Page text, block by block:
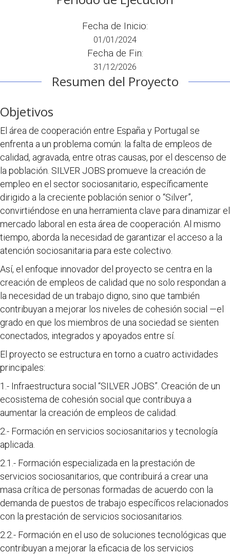
Fecha de Inicio:
01/01/2024
Fecha de Fin:
31/12/2026
Resumen del Proyecto
Objetivos
El área de cooperación entre España y Portugal se
enfrenta a un problema común: la falta de empleos de
calidad, agravada, entre otras causas, por el descenso de
la población. SILVER JOBS promueve la creación de
empleo en el sector sociosanitario, específicamente
dirigido a la creciente población senior o “Silver”,
convirtiéndose en una herramienta clave para dinamizar el
mercado laboral en esta área de cooperación. Al mismo
tiempo, aborda la necesidad de garantizar el acceso a la
atención sociosanitaria para este colectivo.
Así, el enfoque innovador del proyecto se centra en la
creación de empleos de calidad que no solo respondan a
la necesidad de un trabajo digno, sino que también
contribuyan a mejorar los niveles de cohesión social —el
grado en que los miembros de una sociedad se sienten
conectados, integrados y apoyados entre sí.
El proyecto se estructura en torno a cuatro actividades
principales:
1.- Infraestructura social “SILVER JOBS”. Creación de un
ecosistema de cohesión social que contribuya a
aumentar la creación de empleos de calidad.
2.- Formación en servicios sociosanitarios y tecnología
aplicada.
2.1.- Formación especializada en la prestación de
servicios sociosanitarios, que contribuirá a crear una
masa crítica de personas formadas de acuerdo con la
demanda de puestos de trabajo específicos relacionados
con la prestación de servicios sociosanitarios.
2.2.- Formación en el uso de soluciones tecnológicas que
contribuyan a mejorar la eficacia de los servicios